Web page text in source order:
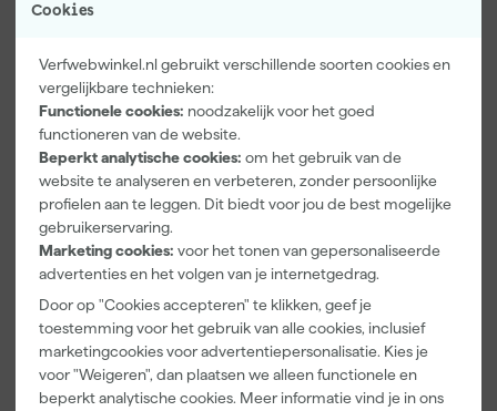
Cookies
Verfwebwinkel.nl gebruikt verschillende soorten cookies en
vergelijkbare technieken:
Functionele cookies: noodzakelijk voor het goed
functioneren van de website.
Beperkt analytische cookies: om het gebruik van de
website te analyseren en verbeteren, zonder persoonlijke
profielen aan te leggen. Dit biedt voor jou de best mogelijke
gebruikerservaring.
Marketing cookies: voor het tonen van gepersonaliseerde
advertenties en het volgen van je internetgedrag.
Door op "Cookies accepteren" te klikken, geef je
toestemming voor het gebruik van alle cookies, inclusief
marketingcookies voor advertentiepersonalisatie. Kies je
voor "Weigeren", dan plaatsen we alleen functionele en
beperkt analytische cookies. Meer informatie vind je in ons
Kip Tape
3307-24
Smooth-Tec
Afplaktape
Buitengebruik
- 24mm x
50m
Morgen
bezorgd
5,28
incl. BTW
Farrow & Ball
F&B
Kleurenwaaie
r
Morgen
22,00
incl. BTW
And Go
12cm Roller -
0,5L + 5
Morgen
3,99
incl. BTW